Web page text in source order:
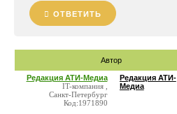
ОТВЕТИТЬ
Автор
Редакция АТИ-Медиа
IT-компания ,
Санкт-Петербург
Код:1971890
Редакция АТИ-
Медиа